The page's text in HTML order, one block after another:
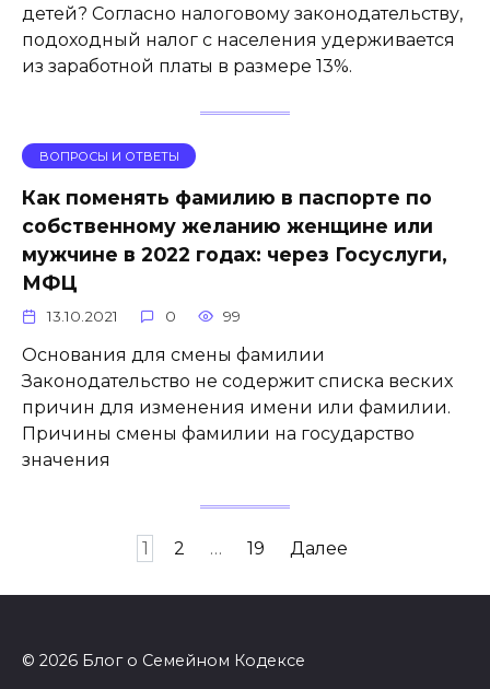
детей? Согласно налоговому законодательству,
подоходный налог с населения удерживается
из заработной платы в размере 13%.
ВОПРОСЫ И ОТВЕТЫ
Как поменять фамилию в паспорте по
собственному желанию женщине или
мужчине в 2022 годах: через Госуслуги,
МФЦ
13.10.2021 0 99
Основания для смены фамилии
Законодательство не содержит списка веских
причин для изменения имени или фамилии.
Причины смены фамилии на государство
значения
записям
1 2 … 19 Далее
© 2026 Блог о Семейном Кодексе